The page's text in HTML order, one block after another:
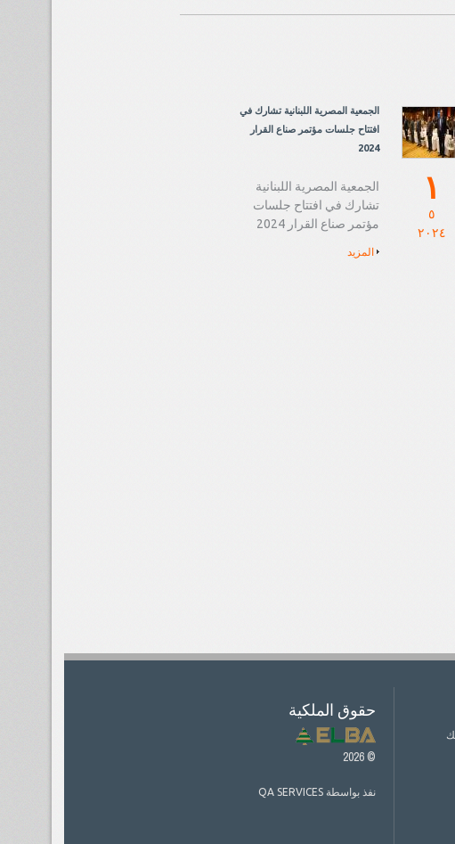
١
٥
٢٠٢٤
الجمعية المصرية اللبنانية تشارك في
افتتاح جلسات مؤتمر صناع القرار
2024
الجمعية المصرية اللبنانية
تشارك في افتتاح جلسات
مؤتمر صناع القرار 2024
المزيد
حقوق الملكية
©
2026
نفذ بواسطة QA SERVICES